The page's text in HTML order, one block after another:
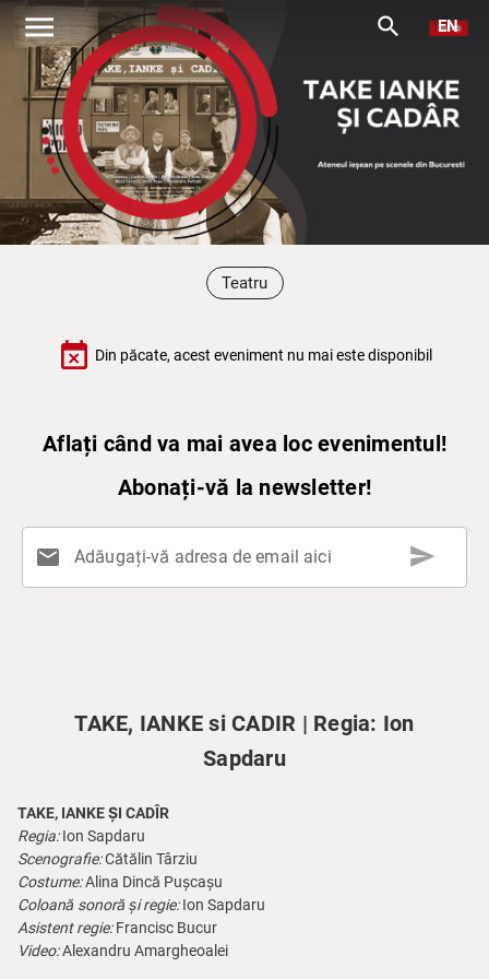
menu search EN
Teatru
event_busy Din păcate, acest eveniment nu mai este disponibil
Aflați când va mai avea loc evenimentul!
Abonați-vă la newsletter!
mail Adăugați-vă adresa de email aici send
TAKE, IANKE si CADIR | Regia: Ion
Sapdaru
TAKE, IANKE ȘI CADÎR
Regia:Ion Sapdaru
Scenografie:Cătălin Târziu
Costume:Alina Dincă Pușcașu
Coloană sonoră și regie:Ion Sapdaru
Asistent regie:Francisc Bucur
Video:Alexandru Amargheoalei